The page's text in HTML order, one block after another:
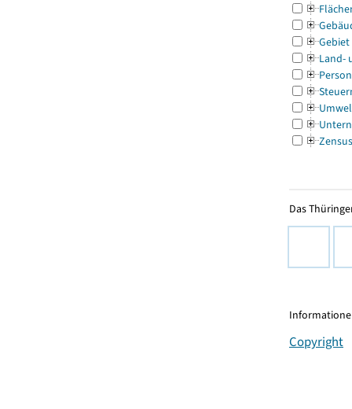
Gebiet
Land-
Zensus
Das
Copyright